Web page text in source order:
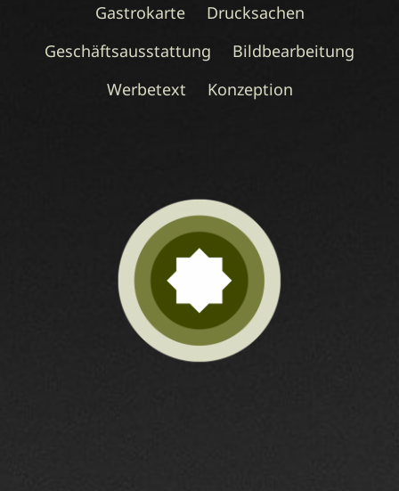
Gastrokarte
Drucksachen
Geschäftsausstattung
Bildbearbeitung
Werbetext
Konzeption